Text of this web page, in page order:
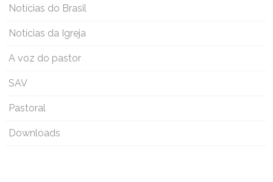
Notícias do Brasil
Notícias da Igreja
A voz do pastor
SAV
Pastoral
Downloads